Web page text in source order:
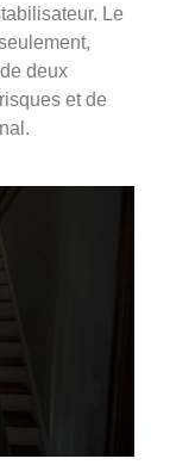
Le
deux
et de